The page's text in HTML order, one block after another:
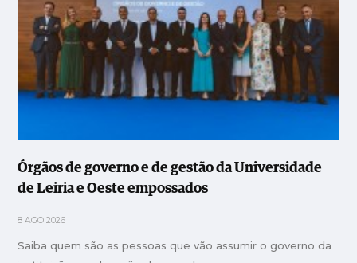
Órgãos de governo e de gestão da Universidade
de Leiria e Oeste empossados
8 AGO 2026
Saiba quem são as pessoas que vão assumir o governo da